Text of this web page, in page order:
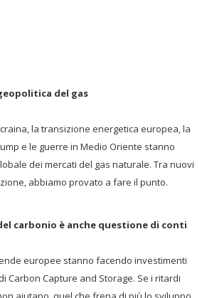
del gas
la transizione energetica europea, la
e le guerre in Medio Oriente stanno
dei mercati del gas naturale. Tra nuovi
abbiamo provato a fare il punto.
carbonio è anche questione di conti
europee stanno facendo investimenti
Carbon Capture and Storage. Se i ritardi